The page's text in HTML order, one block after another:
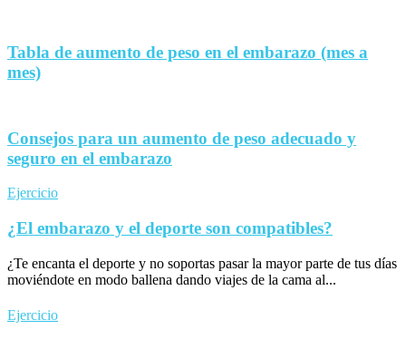
Tabla de aumento de peso en el embarazo (mes a
mes)
Consejos para un aumento de peso adecuado y
seguro en el embarazo
Ejercicio
¿El embarazo y el deporte son compatibles?
¿Te encanta el deporte y no soportas pasar la mayor parte de tus días
moviéndote en modo ballena dando viajes de la cama al...
Ejercicio